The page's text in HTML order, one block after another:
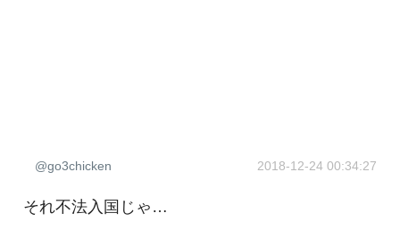
@go3chicken 2018-12-24 00:34:27
それ不法入国じゃ…